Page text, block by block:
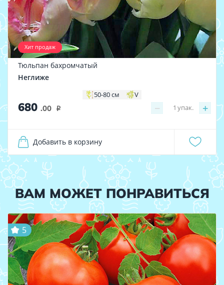
Хит продаж
Тюльпан бахромчатый
Неглиже
50-80 см V
680 .00 i − +
1 упак.
Добавить в корзину
ВАМ МОЖЕТ ПОНРАВИТЬСЯ
5